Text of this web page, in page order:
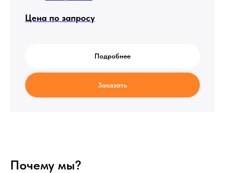
Цена по запросу
Подробнее
Заказать
Почему мы?